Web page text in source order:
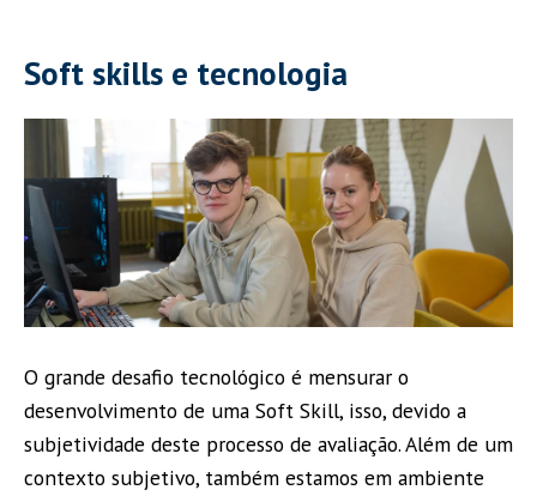
Soft skills e tecnologia
O grande desafio tecnológico é mensurar o
desenvolvimento de uma Soft Skill, isso, devido a
subjetividade deste processo de avaliação. Além de um
contexto subjetivo, também estamos em ambiente